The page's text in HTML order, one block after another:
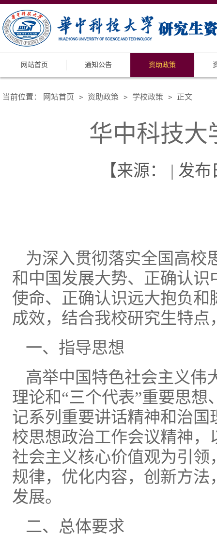
网站首页 通知公告 资助政策
当前位置： 网站首页 > 资助政策 > 学校政策 > 正文
华中科技大
【来源： | 发
为深入贯彻落实全国高校
和中国发展大势、正确认
使命、正确认识远大抱负
成效，结合我校研究生特
一、指导思想
高举中国特色社会主义伟
理论和“三个代表”重要思
记系列重要讲话精神和治
校思想政治工作会议精神
社会主义核心价值观为引领
规律，优化内容，创新方
发展。
二、总体要求